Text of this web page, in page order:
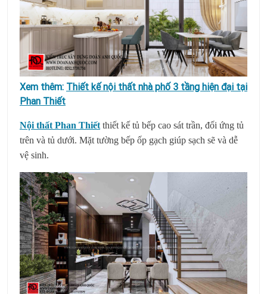
Xem thêm: Thiết kế nội thất nhà phố 3 tầng hiện đại tại
Phan Thiết
Nội thất Phan Thiết thiết kế tủ bếp cao sát trần, đối ứng tủ
trên và tủ dưới. Mặt tường bếp ốp gạch giúp sạch sẽ và dễ
vệ sinh.